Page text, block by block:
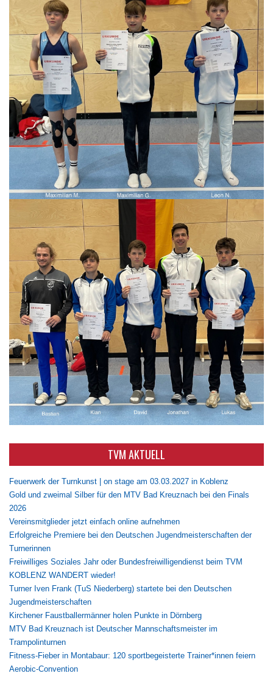
TVM AKTUELL
Feuerwerk der Turnkunst | on stage am 03.03.2027 in Koblenz
Gold und zweimal Silber für den MTV Bad Kreuznach bei den Finals
2026
Vereinsmitglieder jetzt einfach online aufnehmen
Erfolgreiche Premiere bei den Deutschen Jugendmeisterschaften der
Turnerinnen
Freiwilliges Soziales Jahr oder Bundesfreiwilligendienst beim TVM
KOBLENZ WANDERT wieder!
Turner Iven Frank (TuS Niederberg) startete bei den Deutschen
Jugendmeisterschaften
Kirchener Faustballermänner holen Punkte in Dörnberg
MTV Bad Kreuznach ist Deutscher Mannschaftsmeister im
Trampolinturnen
Fitness-Fieber in Montabaur: 120 sportbegeisterte Trainer*innen feiern
Aerobic-Convention